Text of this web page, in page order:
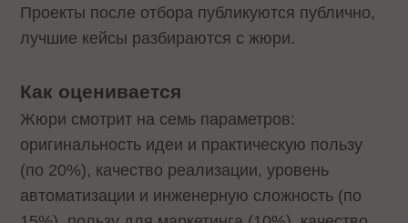
Проекты после отбора публикуются публично,
лучшие кейсы разбираются с жюри.
Как оценивается
Жюри смотрит на семь параметров:
оригинальность идеи и практическую пользу
(по 20%), качество реализации, уровень
автоматизации и инженерную сложность (по